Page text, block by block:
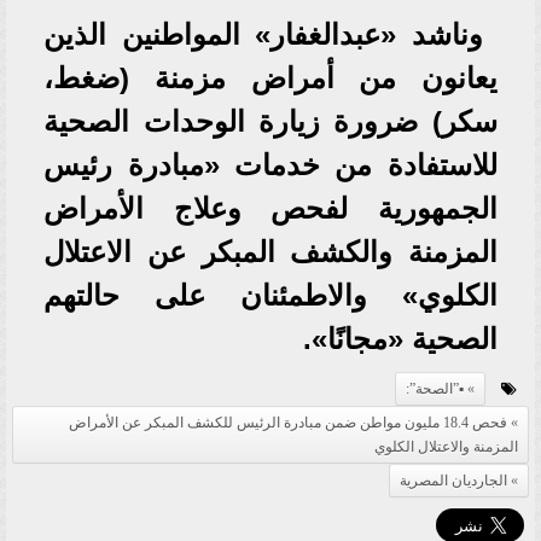
وناشد «عبدالغفار» المواطنين الذين
يعانون من أمراض مزمنة (ضغط،
سكر) ضرورة زيارة الوحدات الصحية
للاستفادة من خدمات «مبادرة رئيس
الجمهورية لفحص وعلاج الأمراض
المزمنة والكشف المبكر عن الاعتلال
الكلوي» والاطمئنان على حالتهم
الصحية «مجانًا».
▪︎”الصحة”:
فحص 18.4 مليون مواطن ضمن مبادرة الرئيس للكشف المبكر عن الأمراض
المزمنة والاعتلال الكلوي
الجارديان المصرية